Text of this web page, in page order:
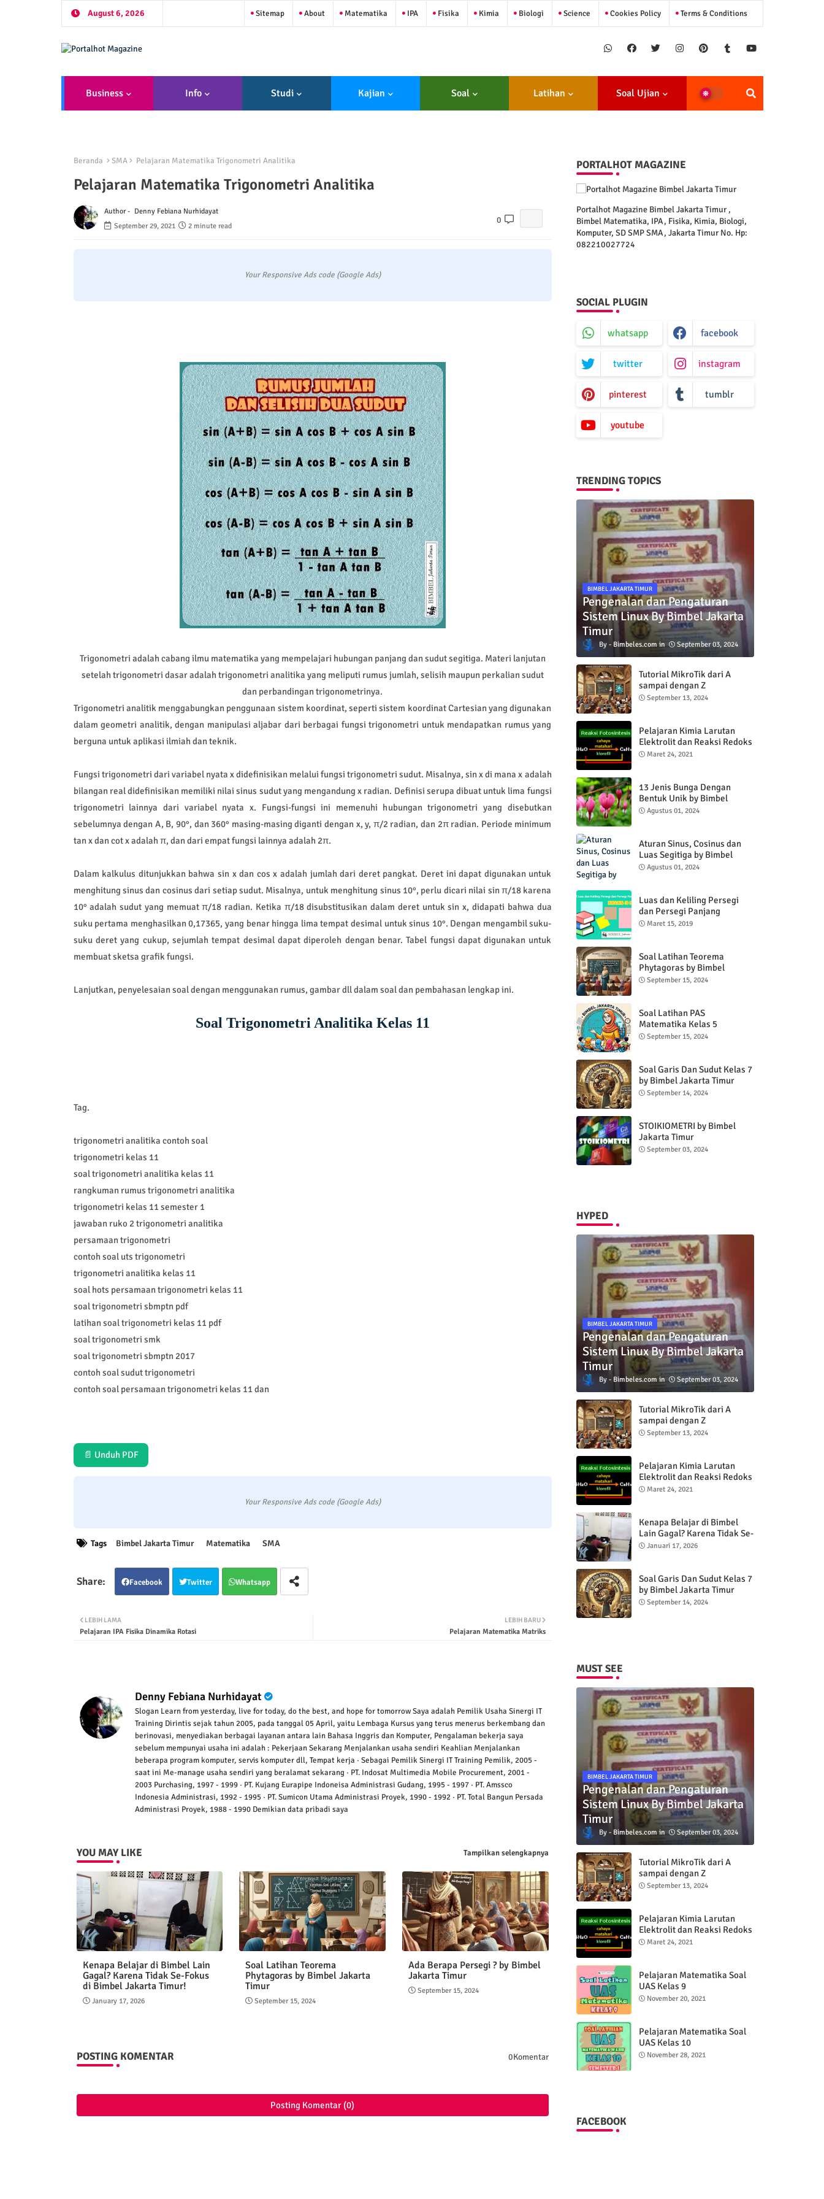
August 6, 2026 Sitemap About Matematika IPA Fisika Kimia Biologi Science Cookies Policy Terms & Conditions
Business Info Studi Kajian Soal Latihan Soal Ujian
Beranda SMA Pelajaran Matematika Trigonometri Analitika
Pelajaran Matematika Trigonometri Analitika
Author - Denny Febiana Nurhidayat
September 29, 2021
2 minute read
0
Your Responsive Ads code (Google Ads)
Trigonometri adalah cabang ilmu matematika yang mempelajari hubungan panjang dan sudut segitiga. Materi lanjutan
setelah trigonometri dasar adalah trigonometri analitika yang meliputi rumus jumlah, selisih maupun perkalian sudut
dan perbandingan trigonometrinya.
Trigonometri analitik menggabungkan penggunaan sistem koordinat, seperti sistem koordinat Cartesian yang digunakan
dalam geometri analitik, dengan manipulasi aljabar dari berbagai fungsi trigonometri untuk mendapatkan rumus yang
berguna untuk aplikasi ilmiah dan teknik.
Fungsi trigonometri dari variabel nyata x didefinisikan melalui fungsi trigonometri sudut. Misalnya, sin x di mana x adalah
bilangan real didefinisikan memiliki nilai sinus sudut yang mengandung x radian. Definisi serupa dibuat untuk lima fungsi
trigonometri lainnya dari variabel nyata x. Fungsi-fungsi ini memenuhi hubungan trigonometri yang disebutkan
sebelumnya dengan A, B, 90°, dan 360° masing-masing diganti dengan x, y, π/2 radian, dan 2π radian. Periode minimum
tan x dan cot x adalah π, dan dari empat fungsi lainnya adalah 2π.
Dalam kalkulus ditunjukkan bahwa sin x dan cos x adalah jumlah dari deret pangkat. Deret ini dapat digunakan untuk
menghitung sinus dan cosinus dari setiap sudut. Misalnya, untuk menghitung sinus 10°, perlu dicari nilai sin π/18 karena
10° adalah sudut yang memuat π/18 radian. Ketika π/18 disubstitusikan dalam deret untuk sin x, didapati bahwa dua
suku pertama menghasilkan 0,17365, yang benar hingga lima tempat desimal untuk sinus 10°. Dengan mengambil suku-
suku deret yang cukup, sejumlah tempat desimal dapat diperoleh dengan benar. Tabel fungsi dapat digunakan untuk
membuat sketsa grafik fungsi.
Lanjutkan, penyelesaian soal dengan menggunakan rumus, gambar dll dalam soal dan pembahasan lengkap ini.
Soal Trigonometri Analitika Kelas 11
Tag.
trigonometri analitika contoh soal
trigonometri kelas 11
soal trigonometri analitika kelas 11
rangkuman rumus trigonometri analitika
trigonometri kelas 11 semester 1
jawaban ruko 2 trigonometri analitika
persamaan trigonometri
contoh soal uts trigonometri
trigonometri analitika kelas 11
soal hots persamaan trigonometri kelas 11
soal trigonometri sbmptn pdf
latihan soal trigonometri kelas 11 pdf
soal trigonometri smk
soal trigonometri sbmptn 2017
contoh soal sudut trigonometri
contoh soal persamaan trigonometri kelas 11 dan
📄 Unduh PDF
Your Responsive Ads code (Google Ads)
Tags Bimbel Jakarta Timur Matematika SMA
Facebook Twitter Whatsapp
LEBIH BARU
Pelajaran Matematika Matriks
LEBIH LAMA
Pelajaran IPA Fisika Dinamika Rotasi
Denny Febiana Nurhidayat
Slogan Learn from yesterday, live for today, do the best, and hope for tomorrow Saya adalah Pemilik Usaha Sinergi IT
Training Dirintis sejak tahun 2005, pada tanggal 05 April, yaitu Lembaga Kursus yang terus menerus berkembang dan
berinovasi, menyediakan berbagai layanan antara lain Bahasa Inggris dan Komputer, Pengalaman bekerja saya
sebelum mempunyai usaha ini adalah : Pekerjaan Sekarang Menjalankan usaha sendiri Keahlian Menjalankan
beberapa program komputer, servis komputer dll, Tempat kerja · Sebagai Pemilik Sinergi IT Training Pemilik, 2005 -
saat ini Me-manage usaha sendiri yang beralamat sekarang · PT. Indosat Multimedia Mobile Procurement, 2001 -
2003 Purchasing, 1997 - 1999 · PT. Kujang Eurapipe Indoneisa Administrasi Gudang, 1995 - 1997 · PT. Amssco
Indonesia Administrasi, 1992 - 1995 · PT. Sumicon Utama Administrasi Proyek, 1990 - 1992 · PT. Total Bangun Persada
Administrasi Proyek, 1988 - 1990 Demikian data pribadi saya
YOU MAY LIKE Tampilkan selengkapnya
Kenapa Belajar di Bimbel Lain
Gagal? Karena Tidak Se-Fokus
di Bimbel Jakarta Timur!
January 17, 2026
Soal Latihan Teorema
Phytagoras by Bimbel Jakarta
Timur
September 15, 2024
Ada Berapa Persegi ? by Bimbel
Jakarta Timur
September 15, 2024
POSTING KOMENTAR 0Komentar
Posting Komentar (0)
PORTALHOT MAGAZINE
Portalhot Magazine Bimbel Jakarta Timur ,
Bimbel Matematika, IPA, Fisika, Kimia, Biologi,
Komputer, SD SMP SMA, Jakarta Timur No. Hp:
082210027724
SOCIAL PLUGIN
whatsapp facebook
twitter instagram
pinterest tumblr
youtube
TRENDING TOPICS
BIMBEL JAKARTA TIMUR
Pengenalan dan Pengaturan
Sistem Linux By Bimbel Jakarta
Timur
Bimbeles.com September 03, 2024
Tutorial MikroTik dari A
sampai dengan Z
September 13, 2024
Pelajaran Kimia Larutan
Elektrolit dan Reaksi Redoks
Maret 24, 2021
13 Jenis Bunga Dengan
Bentuk Unik by Bimbel
Jakarta Timur
Agustus 01, 2024
Aturan Sinus, Cosinus dan
Luas Segitiga by Bimbel
Jakarta Timur
Agustus 01, 2024
Luas dan Keliling Persegi
dan Persegi Panjang
Maret 15, 2019
Soal Latihan Teorema
Phytagoras by Bimbel
Jakarta Timur
September 15, 2024
Soal Latihan PAS
Matematika Kelas 5
Semester 2
September 15, 2024
Soal Garis Dan Sudut Kelas 7
by Bimbel Jakarta Timur
September 14, 2024
STOIKIOMETRI by Bimbel
Jakarta Timur
September 03, 2024
HYPED
BIMBEL JAKARTA TIMUR
Pengenalan dan Pengaturan
Sistem Linux By Bimbel Jakarta
Timur
Bimbeles.com September 03, 2024
Tutorial MikroTik dari A
sampai dengan Z
September 13, 2024
Pelajaran Kimia Larutan
Elektrolit dan Reaksi Redoks
Maret 24, 2021
Kenapa Belajar di Bimbel
Lain Gagal? Karena Tidak Se-
Fokus di Bimbel Jakarta
Januari 17, 2026
Soal Garis Dan Sudut Kelas 7
by Bimbel Jakarta Timur
September 14, 2024
MUST SEE
BIMBEL JAKARTA TIMUR
Pengenalan dan Pengaturan
Sistem Linux By Bimbel Jakarta
Timur
Bimbeles.com September 03, 2024
Tutorial MikroTik dari A
sampai dengan Z
September 13, 2024
Pelajaran Kimia Larutan
Elektrolit dan Reaksi Redoks
Maret 24, 2021
Pelajaran Matematika Soal
UAS Kelas 9
November 20, 2021
Pelajaran Matematika Soal
UAS Kelas 10
November 28, 2021
FACEBOOK